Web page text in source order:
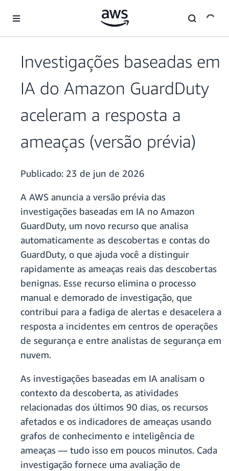
Pular para o conteúdo principal
Investigações baseadas em
IA do Amazon GuardDuty
aceleram a resposta a
ameaças (versão prévia)
Publicado: 23 de jun de 2026
A AWS anuncia a versão prévia das
investigações baseadas em IA no Amazon
GuardDuty, um novo recurso que analisa
automaticamente as descobertas e contas do
GuardDuty, o que ajuda você a distinguir
rapidamente as ameaças reais das descobertas
benignas. Esse recurso elimina o processo
manual e demorado de investigação, que
contribui para a fadiga de alertas e desacelera a
resposta a incidentes em centros de operações
de segurança e entre analistas de segurança em
nuvem.
As investigações baseadas em IA analisam o
contexto da descoberta, as atividades
relacionadas dos últimos 90 dias, os recursos
afetados e os indicadores de ameaças usando
grafos de conhecimento e inteligência de
ameaças — tudo isso em poucos minutos. Cada
investigação fornece uma avaliação de